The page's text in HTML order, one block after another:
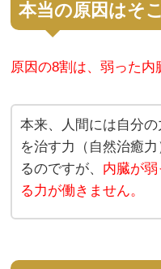
本当の原因はそ
原因の8割は、弱った内
本来、人間には自分
を治す力（自然治癒
るのですが、 内臓が
る力が働きません。